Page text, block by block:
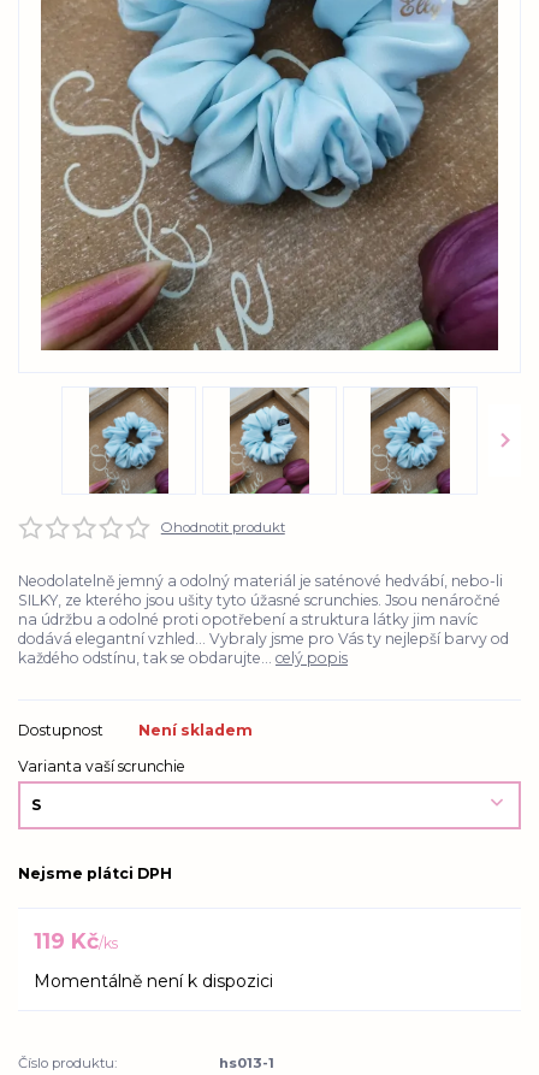
Ohodnotit produkt
Neodolatelně jemný a odolný materiál je saténové hedvábí, nebo-li
SILKY, ze kterého jsou ušity tyto úžasné scrunchies. Jsou nenáročné
na údržbu a odolné proti opotřebení a struktura látky jim navíc
dodává elegantní vzhled... Vybraly jsme pro Vás ty nejlepší barvy od
každého odstínu, tak se obdarujte... celý popis
Dostupnost
Není skladem
Varianta vaší scrunchie
Nejsme plátci DPH
119 Kč/ks
Momentálně není k dispozici
Číslo produktu: hs013-1